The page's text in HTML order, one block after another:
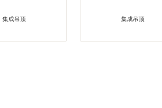
集成吊顶 集成吊顶